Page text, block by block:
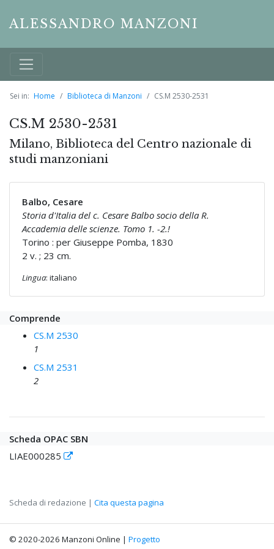
ALESSANDRO MANZONI
Sei in: Home Biblioteca di Manzoni CS.M 2530-2531
CS.M 2530-2531
Milano, Biblioteca del Centro nazionale di
studi manzoniani
Balbo, Cesare
Storia d'Italia del c. Cesare Balbo socio della R.
Accademia delle scienze. Tomo 1. -2.!
Torino : per Giuseppe Pomba, 1830
2 v. ; 23 cm.
Lingua: italiano
Comprende
CS.M 2530
1
CS.M 2531
2
Scheda OPAC SBN
LIAE000285
Scheda di redazione | Cita questa pagina
© 2020-2026 Manzoni Online | Progetto